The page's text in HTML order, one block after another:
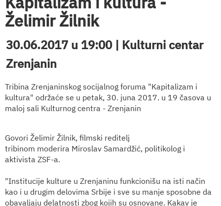
Želimir Žilnik
30.06.2017 u 19:00 | Kulturni centar
Zrenjanin
Tribina Zrenjaninskog socijalnog foruma "Kapitalizam i
kultura" održaće se u petak, 30. juna 2017. u 19 časova u
maloj sali Kulturnog centra - Zrenjanin
Govori Želimir Žilnik, filmski reditelj
tribinom moderira Miroslav Samardžić, politikolog i
aktivista ZSF-a.
"Institucije kulture u Zrenjaninu funkcionišu na isti način
kao i u drugim delovima Srbije i sve su manje sposobne da
obavaljaju delatnosti zbog kojih su osnovane. Kakav je